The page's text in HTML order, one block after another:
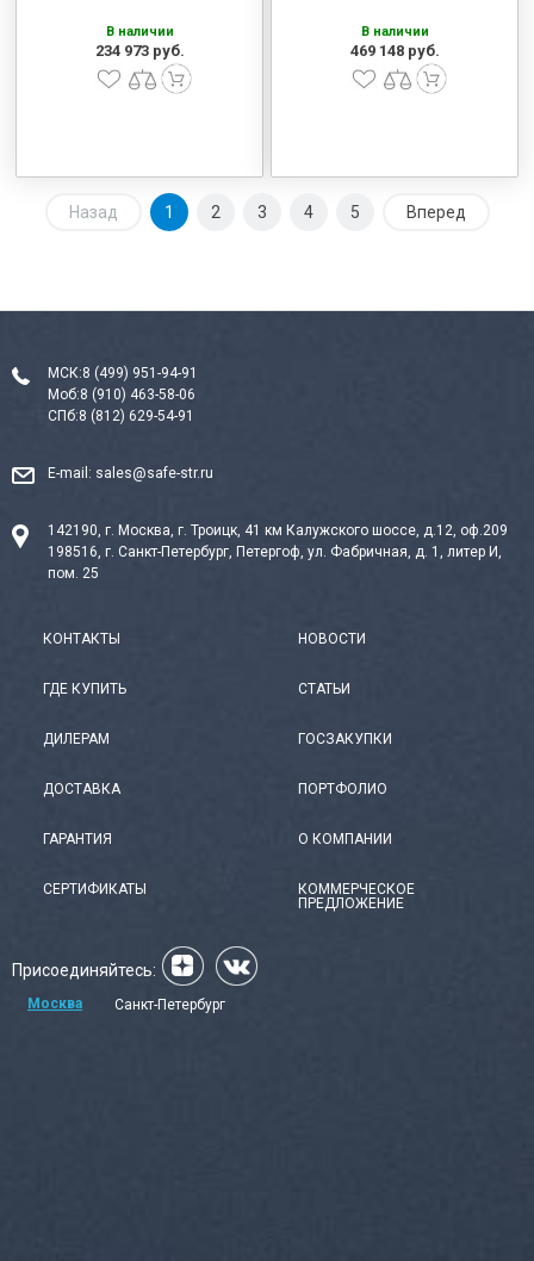
В наличии
234 973 руб.
В наличии
469 148 руб.
Назад 1 2 3 4 5 Вперед
МСК:8 (499) 951-94-91
Моб:8 (910) 463-58-06
СПб:8 (812) 629-54-91
E-mail: sales@safe-str.ru
142190, г. Москва, г. Троицк, 41 км Калужского шоссе, д.12, оф.209
198516, г. Санкт-Петербург, Петергоф, ул. Фабричная, д. 1, литер И,
пом. 25
КОНТАКТЫ
ГДЕ КУПИТЬ
ДИЛЕРАМ
ДОСТАВКА
ГАРАНТИЯ
СЕРТИФИКАТЫ
НОВОСТИ
СТАТЬИ
ГОСЗАКУПКИ
ПОРТФОЛИО
О КОМПАНИИ
КОММЕРЧЕСКОЕ
ПРЕДЛОЖЕНИЕ
Присоединяйтесь:
Москва Санкт-Петербург